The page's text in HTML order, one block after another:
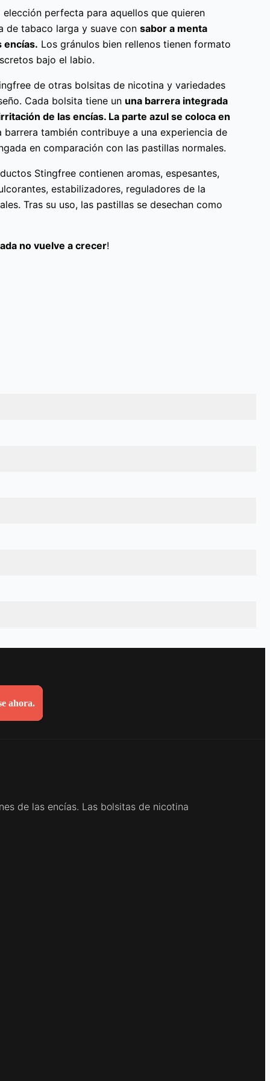
perfecta para aquellos que quieren
de tabaco larga y suave con sabor a menta
encías. Los gránulos bien rellenos tienen formato
bajo el labio.
de otras bolsitas de nicotina y variedades
Cada bolsita tiene un una barrera integrada
de las encías. La parte azul se coloca en
barrera también contribuye a una experiencia de
en comparación con las pastillas normales.
Stingfree contienen aromas, espesantes,
estabilizadores, reguladores de la
Tras su uso, las pastillas se desechan como
no vuelve a crecer!
ahora.
de las encías. Las bolsitas de nicotina